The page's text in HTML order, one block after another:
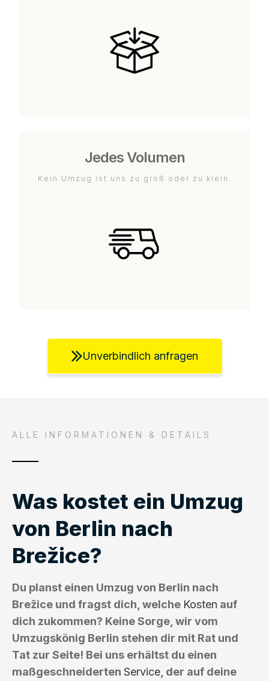
Jedes Volumen
Kein Umzug ist uns zu groß oder zu klein.
Unverbindlich anfragen
ALLE INFORMATIONEN & DETAILS
Was kostet ein Umzug
von Berlin nach
Brežice?
Du planst einen Umzug von Berlin nach
Brežice und fragst dich, welche Kosten auf
dich zukommen? Keine Sorge, wir vom
Umzugskönig Berlin stehen dir mit Rat und
Tat zur Seite! Bei uns erhältst du einen
maßgeschneiderten Service , der auf deine